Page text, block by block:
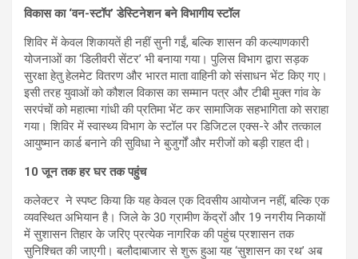
​विकास का ‘वन-स्टॉप’ डेस्टिनेशन बने विभागीय स्टॉल
​शिविर में केवल शिकायतें ही नहीं सुनी गईं, बल्कि शासन की कल्याणकारी
योजनाओं का ‘डिलीवरी सेंटर’ भी बनाया गया। पुलिस विभाग द्वारा सड़क
सुरक्षा हेतु हेलमेट वितरण और भारत माता वाहिनी को संसाधन भेंट किए गए।
इसी तरह युवाओं को कौशल विकास का सम्मान पत्र और टीबी मुक्त गांव के
सरपंचों को महात्मा गांधी की प्रतिमा भेंट कर सामाजिक सहभागिता को सराहा
गया। शिविर में स्वास्थ्य विभाग के स्टॉल पर डिजिटल एक्स-रे और तत्काल
आयुष्मान कार्ड बनाने की सुविधा ने बुजुर्गों और मरीजों को बड़ी राहत दी।
10 जून तक हर घर तक पहुंच
​कलेक्टर ने स्पष्ट किया कि यह केवल एक दिवसीय आयोजन नहीं, बल्कि एक
व्यवस्थित अभियान है। जिले के 30 ग्रामीण केंद्रों और 19 नगरीय निकायों
में सुशासन तिहार के जरिए प्रत्येक नागरिक की पहुंच प्रशासन तक
सुनिश्चित की जाएगी। बलौदाबाजार से शुरू हुआ यह ‘सुशासन का रथ’ अब